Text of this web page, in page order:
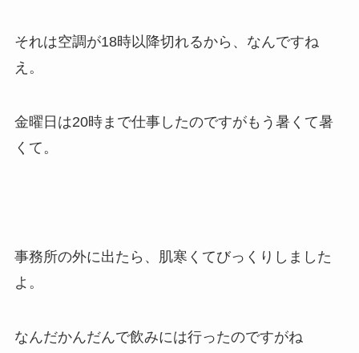
それは空調が18時以降切れるから、なんですね
え。
金曜日は20時まで仕事したのですがもう暑くて暑
くて。
事務所の外に出たら、肌寒くてびっくりしました
よ。
なんだかんだんで飲みには行ったのですがね